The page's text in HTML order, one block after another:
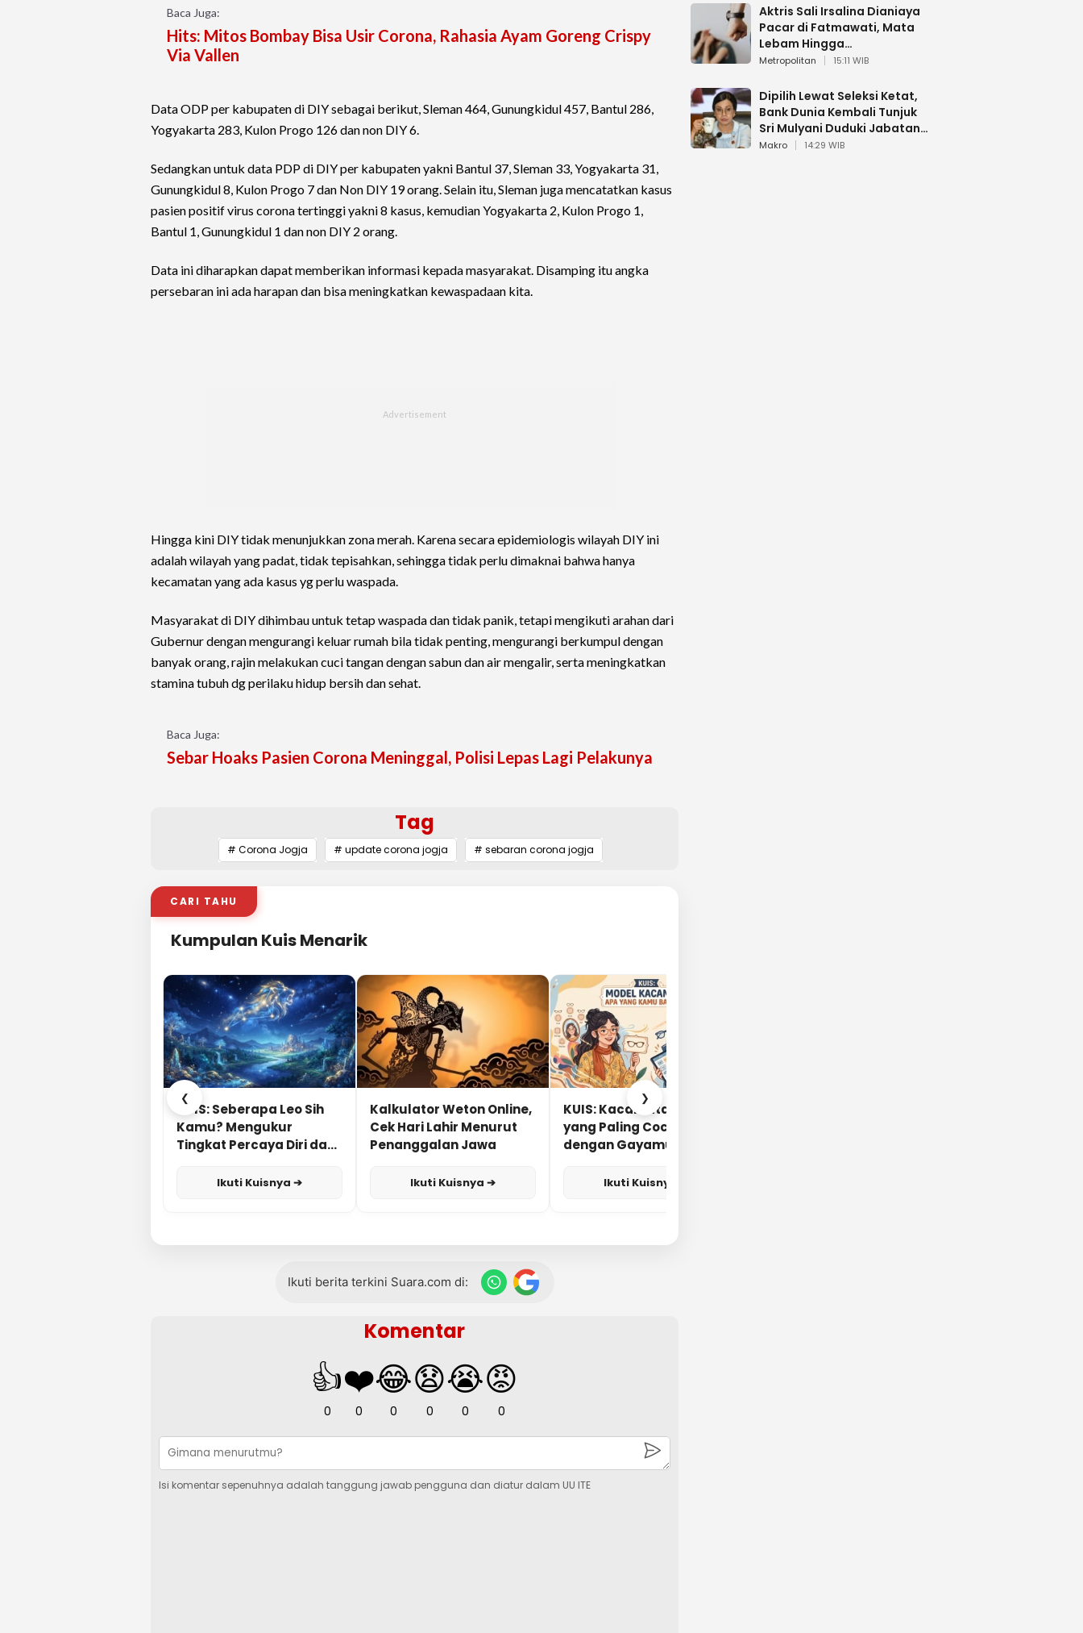
Baca Juga:
Hits: Mitos Bombay Bisa Usir Corona, Rahasia Ayam Goreng Crispy
Via Vallen
Data ODP per kabupaten di DIY sebagai berikut, Sleman 464, Gunungkidul 457, Bantul 286,
Yogyakarta 283, Kulon Progo 126 dan non DIY 6.
Sedangkan untuk data PDP di DIY per kabupaten yakni Bantul 37, Sleman 33, Yogyakarta 31,
Gunungkidul 8, Kulon Progo 7 dan Non DIY 19 orang. Selain itu, Sleman juga mencatatkan kasus
pasien positif virus corona tertinggi yakni 8 kasus, kemudian Yogyakarta 2, Kulon Progo 1,
Bantul 1, Gunungkidul 1 dan non DIY 2 orang.
Data ini diharapkan dapat memberikan informasi kepada masyarakat. Disamping itu angka
persebaran ini ada harapan dan bisa meningkatkan kewaspadaan kita.
Hingga kini DIY tidak menunjukkan zona merah. Karena secara epidemiologis wilayah DIY ini
adalah wilayah yang padat, tidak tepisahkan, sehingga tidak perlu dimaknai bahwa hanya
kecamatan yang ada kasus yg perlu waspada.
Masyarakat di DIY dihimbau untuk tetap waspada dan tidak panik, tetapi mengikuti arahan dari
Gubernur dengan mengurangi keluar rumah bila tidak penting, mengurangi berkumpul dengan
banyak orang, rajin melakukan cuci tangan dengan sabun dan air mengalir, serta meningkatkan
stamina tubuh dg perilaku hidup bersih dan sehat.
Baca Juga:
Sebar Hoaks Pasien Corona Meninggal, Polisi Lepas Lagi Pelakunya
Tag
# Corona Jogja # update corona jogja # sebaran corona jogja
CARI TAHU
Kumpulan Kuis Menarik
❮
KUIS: Seberapa Leo Sih
Kamu? Mengukur
Tingkat Percaya Diri dan
Ikuti Kuisnya ➔
Kalkulator Weton Online,
Cek Hari Lahir Menurut
Penanggalan Jawa
Ikuti Kuisnya ➔
KUIS: Kacamata Apa
yang Paling Cocok
dengan Gayamu?
Ikuti Kuisnya ➔
❯
Ikuti berita terkini Suara.com di:
Komentar
👍
0
❤️
0
😂
0
😧
0
😭
0
😡
0
Isi komentar sepenuhnya adalah tanggung jawab pengguna dan diatur dalam UU ITE
Aktris Sali Irsalina Dianiaya
Pacar di Fatmawati, Mata
Lebam Hingga
Diselamatkan Polantas
Metropolitan 15:11 WIB
Dipilih Lewat Seleksi Ketat,
Bank Dunia Kembali Tunjuk
Sri Mulyani Duduki Jabatan
Strategis
Makro 14:29 WIB